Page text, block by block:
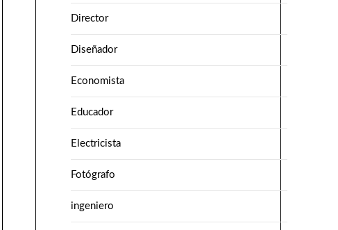
Director
Diseñador
Economista
Educador
Electricista
Fotógrafo
ingeniero